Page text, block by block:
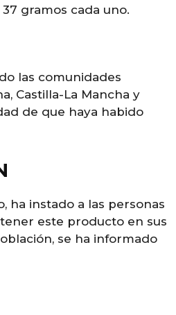
gramos cada uno.
las comunidades
Castilla-La Mancha y
de que haya habido
ha instado a las personas
este producto en sus
se ha informado